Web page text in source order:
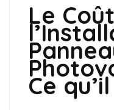
Le
Ce